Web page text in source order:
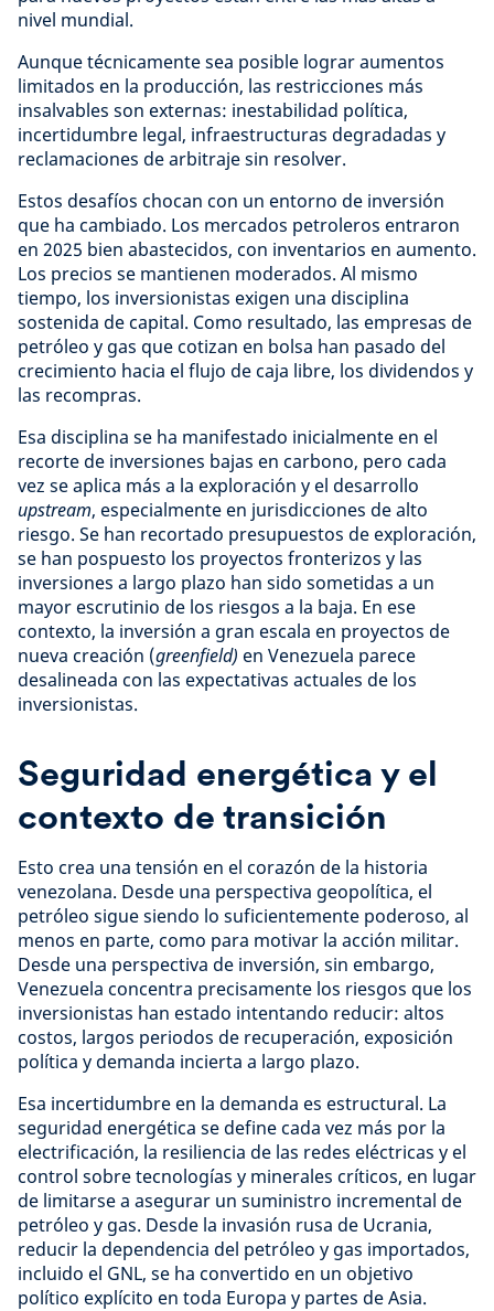
nivel mundial.
Aunque técnicamente sea posible lograr aumentos
limitados en la producción, las restricciones más
insalvables son externas: inestabilidad política,
incertidumbre legal, infraestructuras degradadas y
reclamaciones de arbitraje sin resolver.
Estos desafíos chocan con un entorno de inversión
que ha cambiado. Los mercados petroleros entraron
en 2025 bien abastecidos, con inventarios en aumento.
Los precios se mantienen moderados. Al mismo
tiempo, los inversionistas exigen una disciplina
sostenida de capital. Como resultado, las empresas de
petróleo y gas que cotizan en bolsa han pasado del
crecimiento hacia el flujo de caja libre, los dividendos y
las recompras.
Esa disciplina se ha manifestado inicialmente en el
recorte de inversiones bajas en carbono, pero cada
vez se aplica más a la exploración y el desarrollo
upstream, especialmente en jurisdicciones de alto
riesgo. Se han recortado presupuestos de exploración,
se han pospuesto los proyectos fronterizos y las
inversiones a largo plazo han sido sometidas a un
mayor escrutinio de los riesgos a la baja. En ese
contexto, la inversión a gran escala en proyectos de
nueva creación (greenfield) en Venezuela parece
desalineada con las expectativas actuales de los
inversionistas.
Seguridad energética y el
contexto de transición
Esto crea una tensión en el corazón de la historia
venezolana. Desde una perspectiva geopolítica, el
petróleo sigue siendo lo suficientemente poderoso, al
menos en parte, como para motivar la acción militar.
Desde una perspectiva de inversión, sin embargo,
Venezuela concentra precisamente los riesgos que los
inversionistas han estado intentando reducir: altos
costos, largos periodos de recuperación, exposición
política y demanda incierta a largo plazo.
Esa incertidumbre en la demanda es estructural. La
seguridad energética se define cada vez más por la
electrificación, la resiliencia de las redes eléctricas y el
control sobre tecnologías y minerales críticos, en lugar
de limitarse a asegurar un suministro incremental de
petróleo y gas. Desde la invasión rusa de Ucrania,
reducir la dependencia del petróleo y gas importados,
incluido el GNL, se ha convertido en un objetivo
político explícito en toda Europa y partes de Asia.